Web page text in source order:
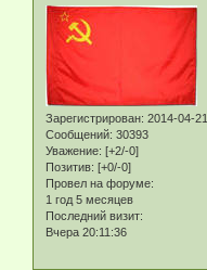
Зарегистрирован: 2014-04-21
Сообщений: 30393
Уважение: [+2/-0]
Позитив: [+0/-0]
Провел на форуме:
1 год 5 месяцев
Последний визит:
Вчера 20:11:36